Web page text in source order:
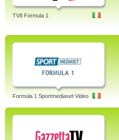
TV8 Formula 1
Formula 1 Sportmediaset Video